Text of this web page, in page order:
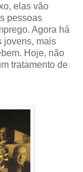
elas vão
pessoas
Agora há
jovens, mais
Hoje, não
tratamento de